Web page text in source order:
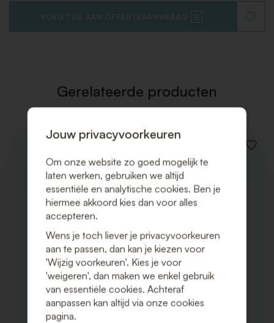
VOEG TOE AAN OFFERTEAANVRAAG
TOE
Gerelateerde producten
VOEG
Jouw privacyvoorkeuren
Om onze website zo goed mogelijk te
laten werken, gebruiken we altijd
essentiële en analytische cookies. Ben je
hiermee akkoord kies dan voor alles
accepteren.
Wens je toch liever je privacyvoorkeuren
aan te passen, dan kan je kiezen voor
'Wijzig voorkeuren'. Kies je voor
'weigeren', dan maken we enkel gebruik
van essentiële cookies. Achteraf
aanpassen kan altijd via onze cookies
pagina.